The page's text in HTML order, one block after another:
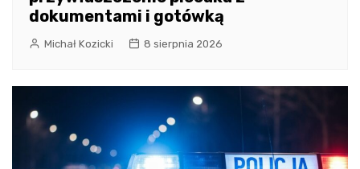
dokumentami i gotówką
Michał Kozicki 8 sierpnia 2026